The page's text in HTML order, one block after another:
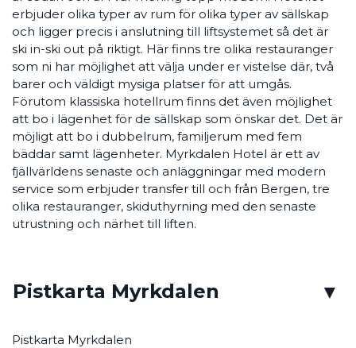
erbjuder olika typer av rum för olika typer av sällskap
och ligger precis i anslutning till liftsystemet så det är
ski in-ski out på riktigt. Här finns tre olika restauranger
som ni har möjlighet att välja under er vistelse där, två
barer och väldigt mysiga platser för att umgås.
Förutom klassiska hotellrum finns det även möjlighet
att bo i lägenhet för de sällskap som önskar det. Det är
möjligt att bo i dubbelrum, familjerum med fem
bäddar samt lägenheter. Myrkdalen Hotel är ett av
fjällvärldens senaste och anläggningar med modern
service som erbjuder transfer till och från Bergen, tre
olika restauranger, skiduthyrning med den senaste
utrustning och närhet till liften.
Pistkarta Myrkdalen
Pistkarta Myrkdalen